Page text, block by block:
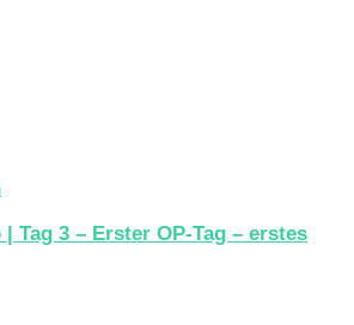
| Tag 3 – Erster OP-Tag – erstes